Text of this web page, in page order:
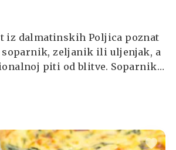
iz dalmatinskih Poljica poznat
soparnik, zeljanik ili uljenjak, a
piti od blitve. Soparnik